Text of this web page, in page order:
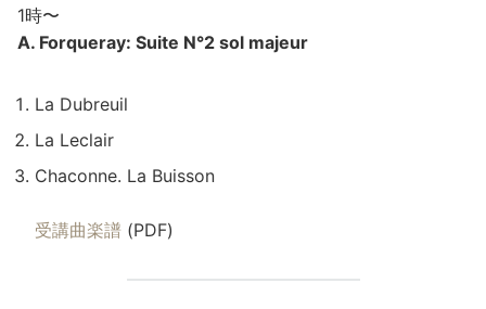
1時〜
A. Forqueray: Suite N°2 sol majeur
La Dubreuil
La Leclair
Chaconne. La Buisson
受講曲楽譜 (PDF)